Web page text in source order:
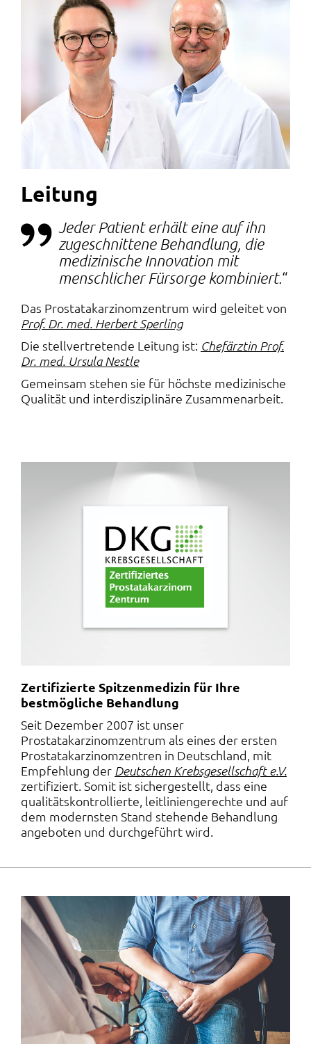
Leitung
Jeder Patient erhält eine auf ihn
zugeschnittene Behandlung, die
medizinische Innovation mit
menschlicher Fürsorge kombiniert.
Das Prostatakarzinomzentrum wird geleitet von
Prof. Dr. med. Herbert Sperling
Die stellvertretende Leitung ist: Chefärztin Prof.
Dr. med. Ursula Nestle
Gemeinsam stehen sie für höchste medizinische
Qualität und interdisziplinäre Zusammenarbeit.
Zertifizierte Spitzenmedizin für Ihre
bestmögliche Behandlung
Seit Dezember 2007 ist unser
Prostatakarzinomzentrum als eines der ersten
Prostatakarzinomzentren in Deutschland, mit
Empfehlung der Deutschen Krebsgesellschaft e.V.
zertifiziert. Somit ist sichergestellt, dass eine
qualitätskontrollierte, leitliniengerechte und auf
dem modernsten Stand stehende Behandlung
angeboten und durchgeführt wird.